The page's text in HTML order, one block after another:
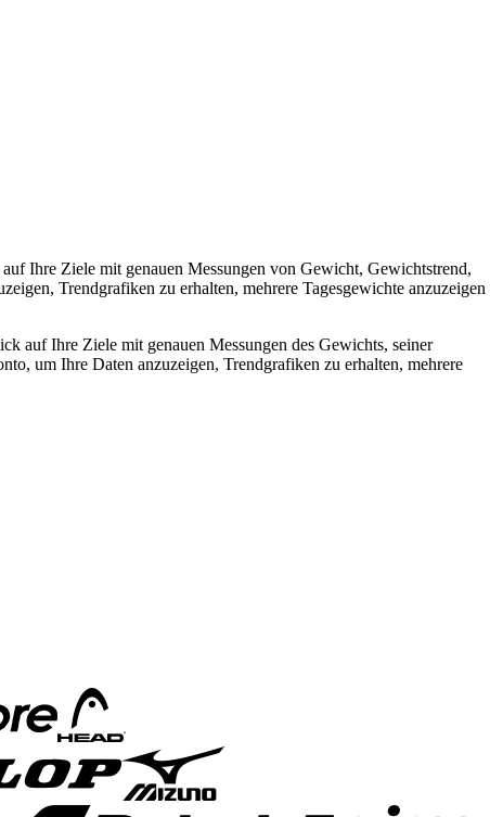
Ihre Ziele mit genauen Messungen von Gewicht, Gewichtstrend,
Trendgrafiken zu erhalten, mehrere Tagesgewichte anzuzeigen
auf Ihre Ziele mit genauen Messungen des Gewichts, seiner
um Ihre Daten anzuzeigen, Trendgrafiken zu erhalten, mehrere